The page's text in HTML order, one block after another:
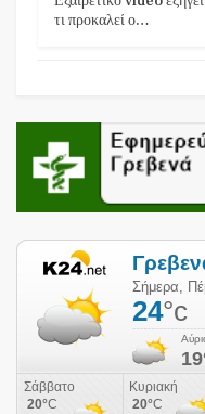
τι προκαλεί ο…